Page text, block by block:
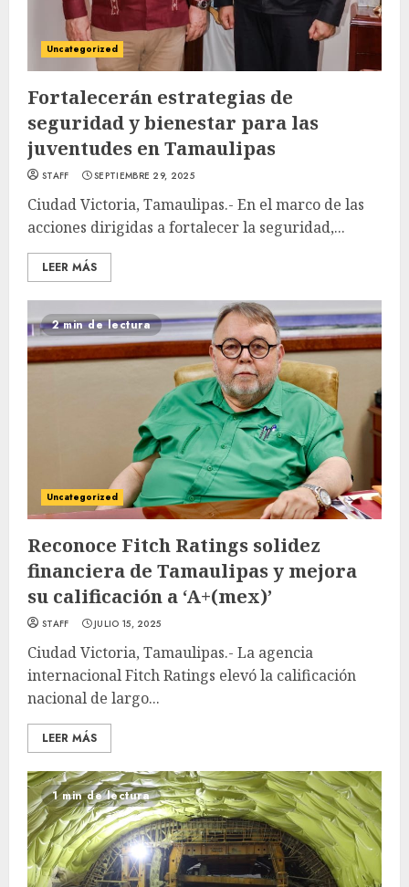
Uncategorized
Fortalecerán estrategias de
seguridad y bienestar para las
juventudes en Tamaulipas
STAFF SEPTIEMBRE 29, 2025
Ciudad Victoria, Tamaulipas.- En el marco de las
acciones dirigidas a fortalecer la seguridad,...
LEER MÁS
2 min de lectura
Uncategorized
Reconoce Fitch Ratings solidez
financiera de Tamaulipas y mejora
su calificación a ‘A+(mex)’
STAFF JULIO 15, 2025
Ciudad Victoria, Tamaulipas.- La agencia
internacional Fitch Ratings elevó la calificación
nacional de largo...
LEER MÁS
1 min de lectura